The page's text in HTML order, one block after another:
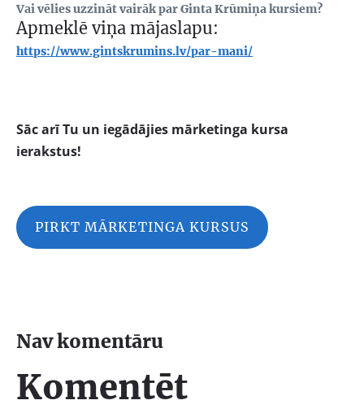
Vai vēlies uzzināt vairāk par Ginta Krūmiņa kursiem?
Apmeklē viņa mājaslapu:
https://www.gintskrumins.lv/par-mani/
Sāc arī Tu un iegādājies mārketinga kursa
ierakstus!
PIRKT MĀRKETINGA KURSUS
Nav komentāru
Komentēt